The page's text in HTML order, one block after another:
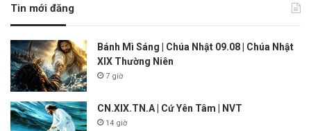
Tin mới đăng
Bánh Mì Sáng | Chúa Nhật 09.08 | Chúa Nhật
XIX Thường Niên
7 giờ
CN.XIX.TN.A | Cứ Yên Tâm | NVT
14 giờ